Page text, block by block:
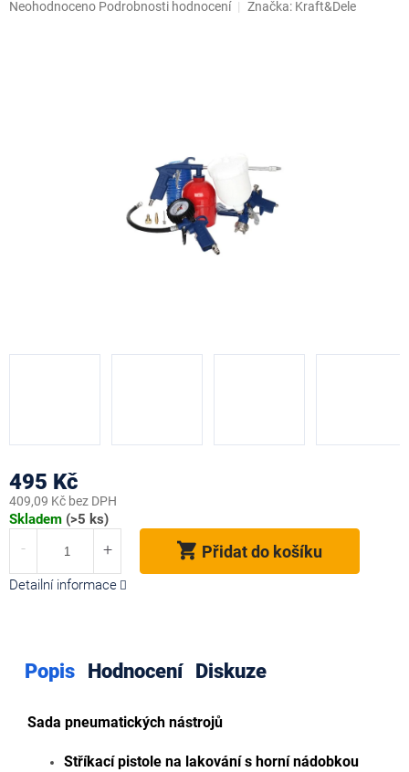
Průměrné
Neohodnoceno Podrobnosti hodnocení Značka: Kraft&Dele
495 Kč
409,09 Kč bez DPH
Měrná
Skladem (>5 ks)
Přidat do košíku
Detailní informace
Popis Hodnocení Diskuze
Sada pneumatických nástrojů
Stříkací pistole na lakování s horní nádobkou